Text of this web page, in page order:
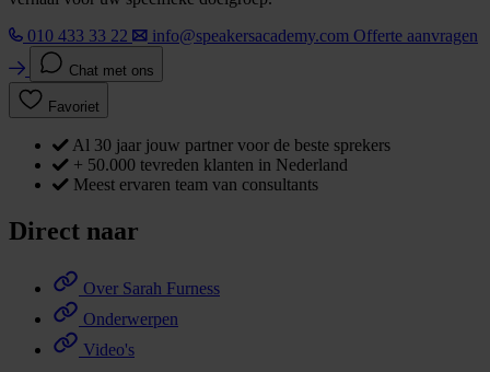
010 433 33 22
info@speakersacademy.com Offerte aanvragen
Chat met ons
Favoriet
Al 30 jaar jouw partner voor de beste sprekers
+ 50.000 tevreden klanten in Nederland
Meest ervaren team van consultants
Direct naar
Over Sarah Furness
Onderwerpen
Video's